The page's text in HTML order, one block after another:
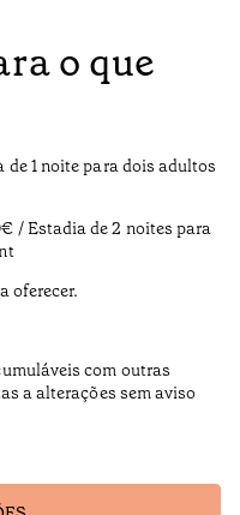
o que
1 noite para dois adultos
/ Estadia de 2 noites para
oferecer.
com outras
a alterações sem aviso